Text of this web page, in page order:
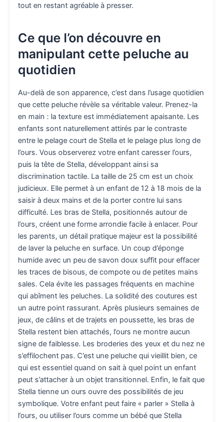
tout en restant agréable à presser.
Ce que l’on découvre en
manipulant cette peluche au
quotidien
Au-delà de son apparence, c’est dans l’usage quotidien
que cette peluche révèle sa véritable valeur. Prenez-la
en main : la texture est immédiatement apaisante. Les
enfants sont naturellement attirés par le contraste
entre le pelage court de Stella et le pelage plus long de
l’ours. Vous observerez votre enfant caresser l’ours,
puis la tête de Stella, développant ainsi sa
discrimination tactile. La taille de 25 cm est un choix
judicieux. Elle permet à un enfant de 12 à 18 mois de la
saisir à deux mains et de la porter contre lui sans
difficulté. Les bras de Stella, positionnés autour de
l’ours, créent une forme arrondie facile à enlacer. Pour
les parents, un détail pratique majeur est la possibilité
de laver la peluche en surface. Un coup d’éponge
humide avec un peu de savon doux suffit pour effacer
les traces de bisous, de compote ou de petites mains
sales. Cela évite les passages fréquents en machine
qui abîment les peluches. La solidité des coutures est
un autre point rassurant. Après plusieurs semaines de
jeux, de câlins et de trajets en poussette, les bras de
Stella restent bien attachés, l’ours ne montre aucun
signe de faiblesse. Les broderies des yeux et du nez ne
s’effilochent pas. C’est une peluche qui vieillit bien, ce
qui est essentiel quand on sait à quel point un enfant
peut s’attacher à un objet transitionnel. Enfin, le fait que
Stella tienne un ours ouvre des possibilités de jeu
symbolique. Votre enfant peut faire « parler » Stella à
l’ours, ou utiliser l’ours comme un bébé que Stella